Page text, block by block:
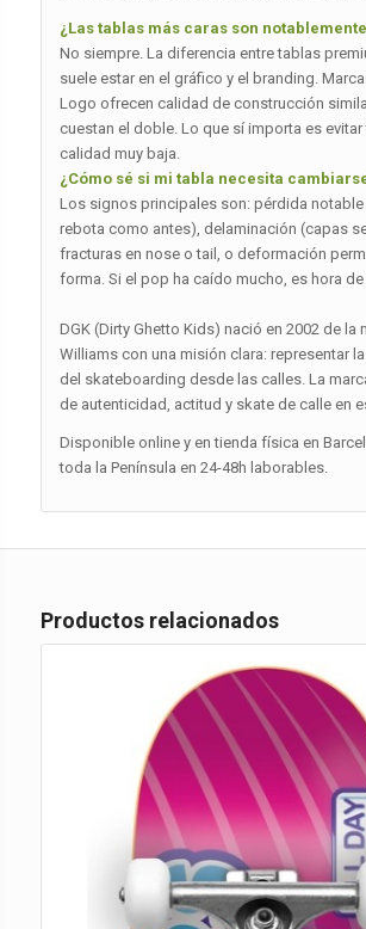
¿Las tablas más caras son
No siempre. La diferencia entre tablas
suele estar en el gráfico y el branding.
Logo ofrecen calidad de construcción
cuestan el doble. Lo que sí importa es
calidad muy baja.
¿Cómo sé si mi tabla necesita
Los signos principales son: pérdida
rebota como antes), delaminación (capas
fracturas en nose o tail, o deformación
forma. Si el pop ha caído mucho, es hora de
DGK (Dirty Ghetto Kids) nació en 2002 de la
Williams con una misión clara: representar
del skateboarding desde las calles. La
de autenticidad, actitud y skate de calle en
Disponible online y en tienda física en
toda la Península en 24-48h laborables.
Productos relacionados